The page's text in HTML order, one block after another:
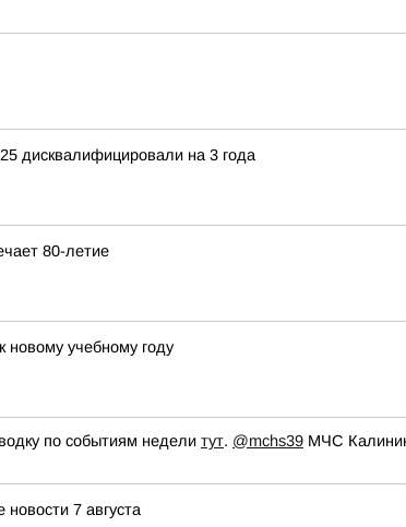
дисквалифицировали на 3 года
80-летие
новому учебному году
по событиям недели тут. @mchs39 МЧС
7 августа